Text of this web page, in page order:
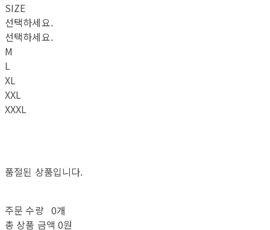
SIZE
선택하세요.
선택하세요.
M
L
XL
XXL
XXXL
품절된 상품입니다.
주문 수량 0개
총 상품 금액 0원